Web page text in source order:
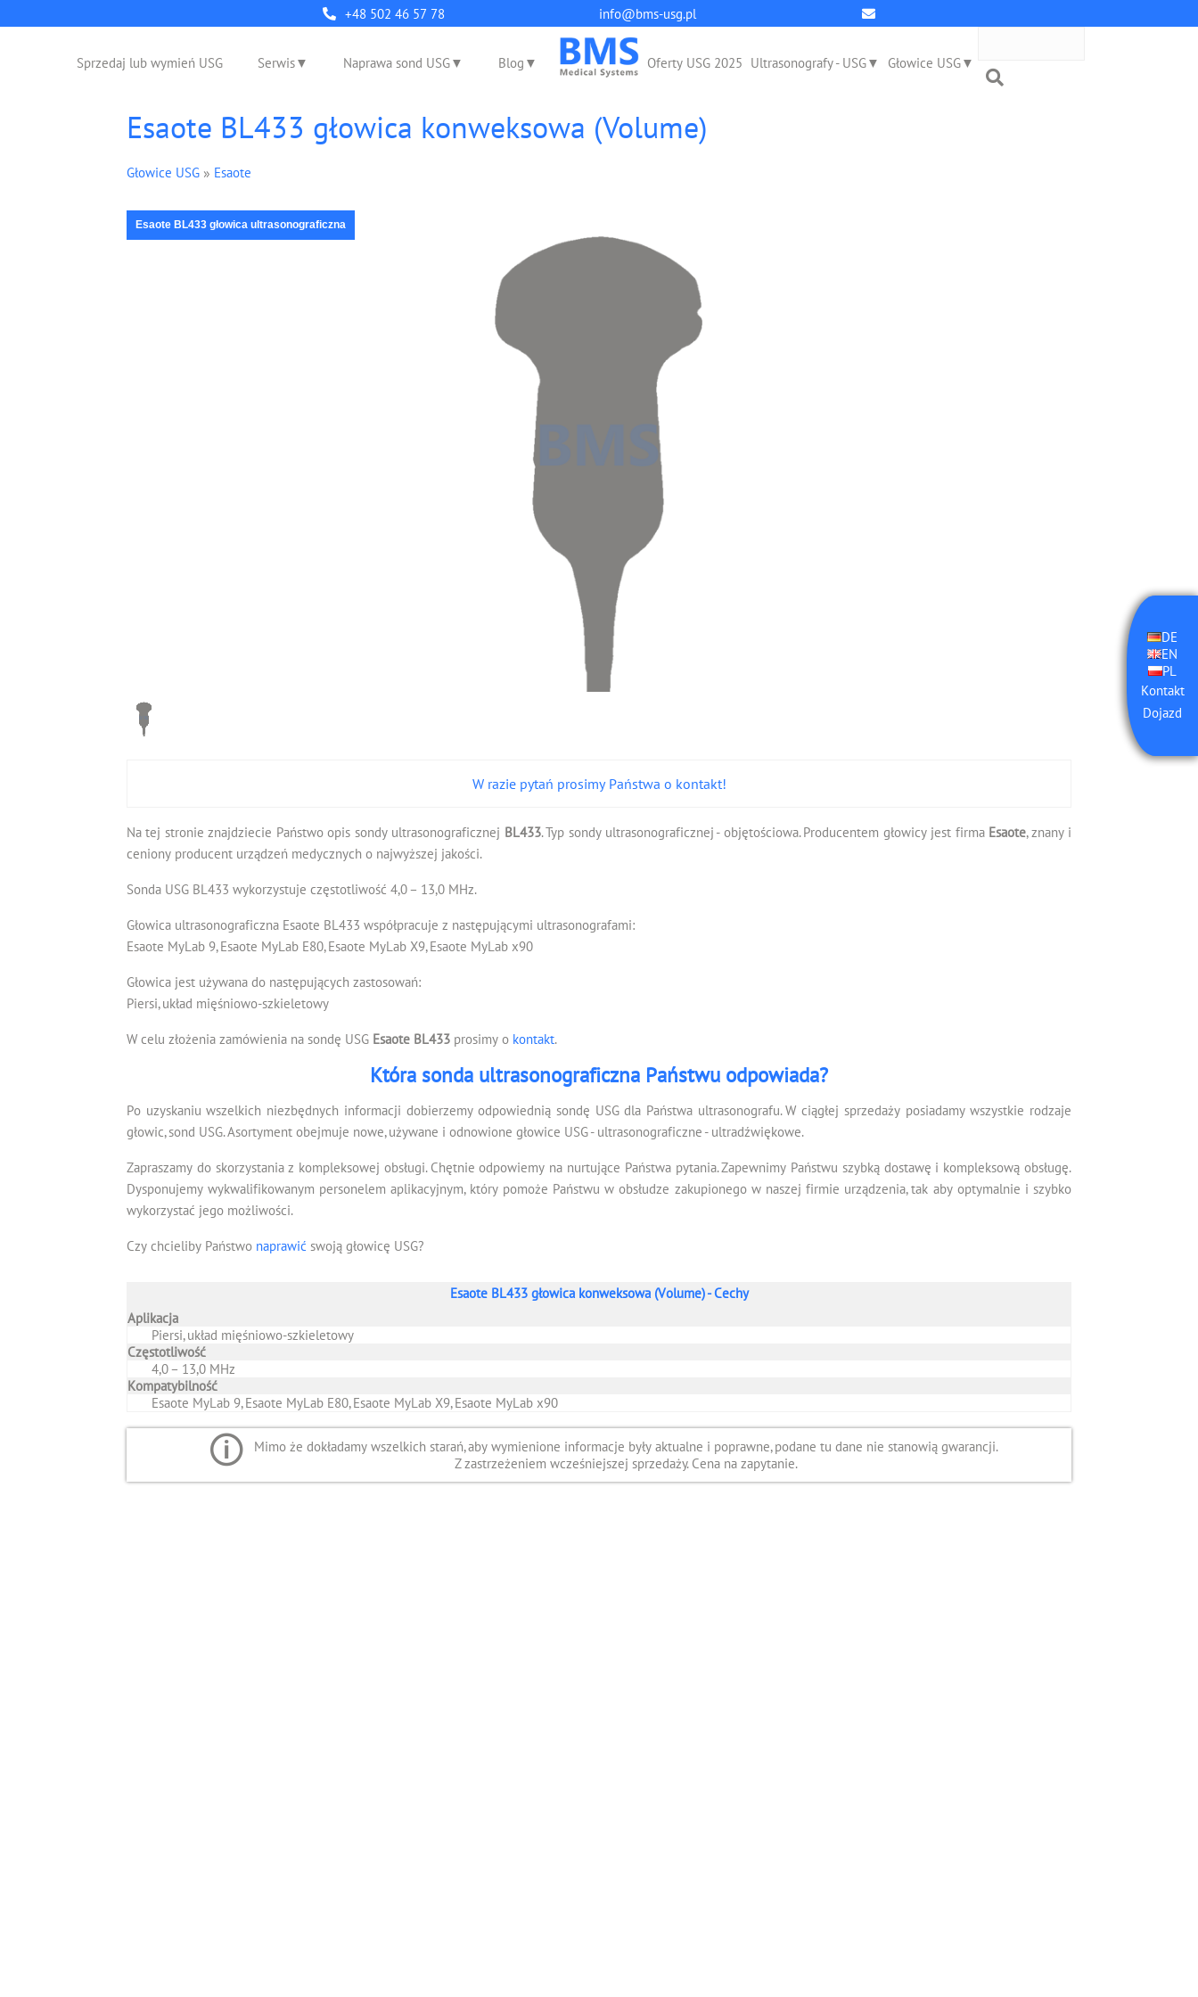
q
+48 502 46 57 78 info@bms-usg.pl
DE
EN
PL
Kontakt
Dojazd
Sprzedaj lub wymień USG Serwis Naprawa sond USG Blog Oferty USG 2025 Ultrasonografy - USG Głowice USG
Esaote BL433 głowica konweksowa (Volume)
Głowice USG » Esaote
Esaote BL433 głowica ultrasonograficzna
W razie pytań prosimy Państwa o kontakt!
Na tej stronie znajdziecie Państwo opis sondy ultrasonograficznej BL433. Typ sondy ultrasonograficznej - objętościowa. Producentem głowicy jest firma Esaote, znany i
ceniony producent urządzeń medycznych o najwyższej jakości.
Sonda USG BL433 wykorzystuje częstotliwość 4,0 – 13,0 MHz.
Głowica ultrasonograficzna Esaote BL433 współpracuje z następującymi ultrasonografami:
Esaote MyLab 9, Esaote MyLab E80, Esaote MyLab X9, Esaote MyLab x90
Głowica jest używana do następujących zastosowań:
Piersi, układ mięśniowo-szkieletowy
W celu złożenia zamówienia na sondę USG Esaote BL433 prosimy o kontakt.
Która sonda ultrasonograficzna Państwu odpowiada?
Po uzyskaniu wszelkich niezbędnych informacji dobierzemy odpowiednią sondę USG dla Państwa ultrasonografu. W ciągłej sprzedaży posiadamy wszystkie rodzaje
głowic, sond USG. Asortyment obejmuje nowe, używane i odnowione głowice USG - ultrasonograficzne - ultradźwiękowe.
Zapraszamy do skorzystania z kompleksowej obsługi. Chętnie odpowiemy na nurtujące Państwa pytania. Zapewnimy Państwu szybką dostawę i kompleksową obsługę.
Dysponujemy wykwalifikowanym personelem aplikacyjnym, który pomoże Państwu w obsłudze zakupionego w naszej firmie urządzenia, tak aby optymalnie i szybko
wykorzystać jego możliwości.
Czy chcieliby Państwo naprawić swoją głowicę USG?
Esaote BL433 głowica konweksowa (Volume) - Cechy
Aplikacja
Piersi, układ mięśniowo-szkieletowy
Częstotliwość
4,0 – 13,0 MHz
Kompatybilność
Esaote MyLab 9, Esaote MyLab E80, Esaote MyLab X9, Esaote MyLab x90
Mimo że dokładamy wszelkich starań, aby wymienione informacje były aktualne i poprawne, podane tu dane nie stanowią gwarancji.
Z zastrzeżeniem wcześniejszej sprzedaży. Cena na zapytanie.